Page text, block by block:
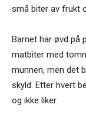
små biter av frukt
Barnet har øvd på
matbiter med
munnen, men det
skyld. Etter hvert
og ikke liker.